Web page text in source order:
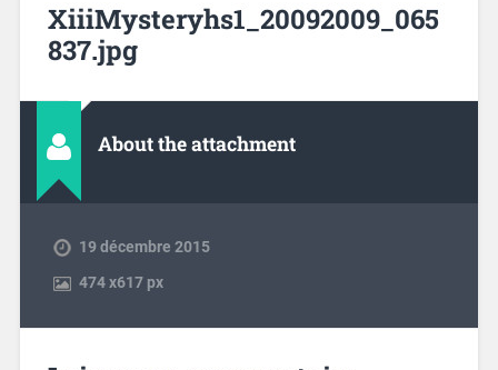
XiiiMysteryhs1_20092009_065
837.jpg
About the attachment
19 décembre 2015
474x617 px